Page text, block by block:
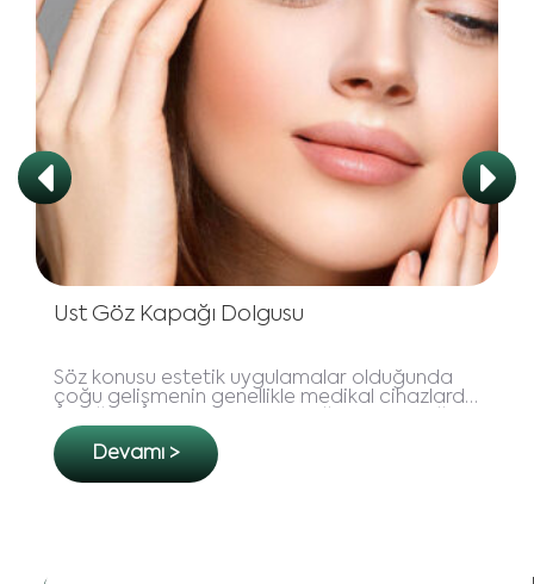
Meme Büyütme Ameliyatı Nedir ?
Biçimli, dolgun ve vücut hatlarıyla uyumlu
meme formu kuşkusuz ki pek çok kadının
meme formuna sahip kadınl..
Devamı >